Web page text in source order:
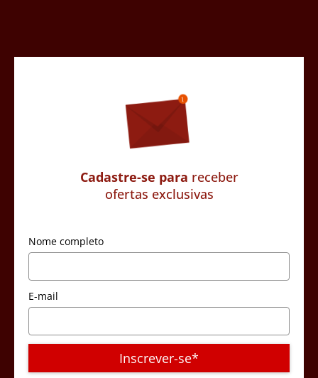
Cadastre-se para receber
ofertas exclusivas
Nome completo
E-mail
Inscrever-se*